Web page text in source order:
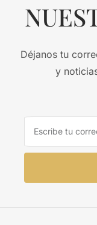
Déjanos tu
y